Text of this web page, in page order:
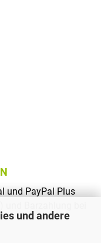
und andere
und PayPal Plus